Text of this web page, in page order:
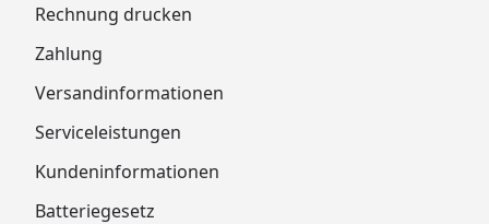
Rechnung drucken
Zahlung
Versandinformationen
Serviceleistungen
Kundeninformationen
Batteriegesetz